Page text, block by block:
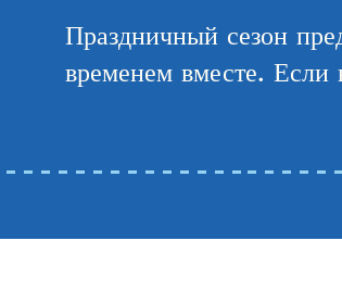
Праздничный сезон
временем вместе.